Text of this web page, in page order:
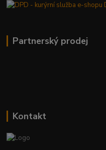
Partnerský prodej
Kontakt